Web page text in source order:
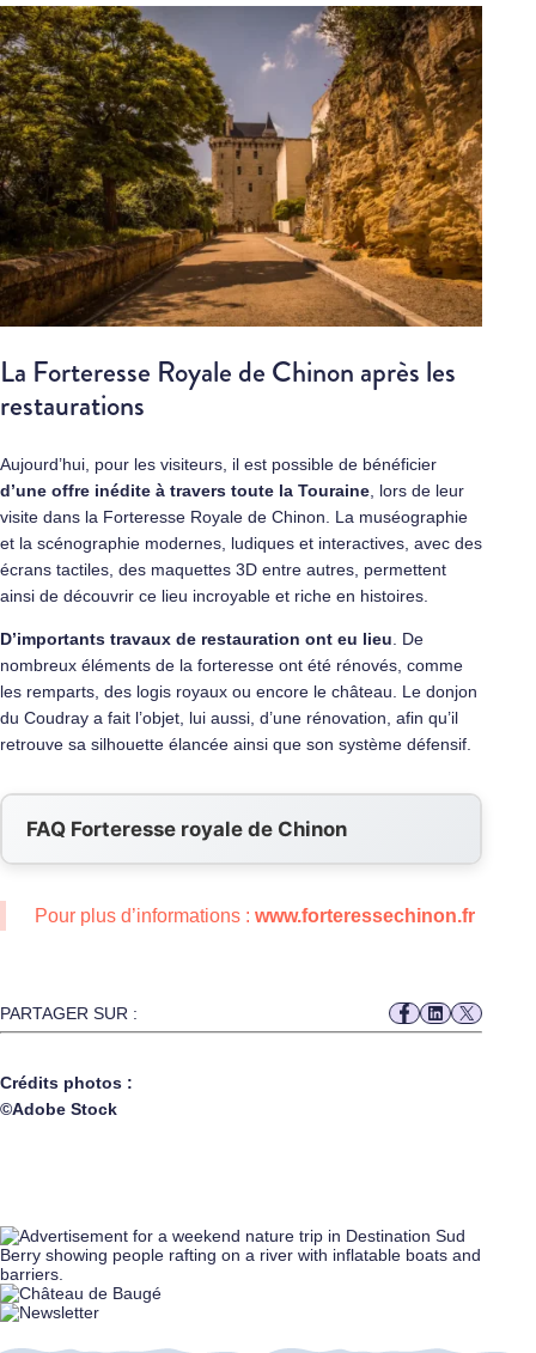
La Forteresse Royale de Chinon après les
restaurations
Aujourd’hui, pour les visiteurs, il est possible de bénéficier
d’une offre inédite à travers toute la Touraine, lors de leur
visite dans la Forteresse Royale de Chinon. La muséographie
et la scénographie modernes, ludiques et interactives, avec des
écrans tactiles, des maquettes 3D entre autres, permettent
ainsi de découvrir ce lieu incroyable et riche en histoires.
D’importants travaux de restauration ont eu lieu. De
nombreux éléments de la forteresse ont été rénovés, comme
les remparts, des logis royaux ou encore le château. Le donjon
du Coudray a fait l’objet, lui aussi, d’une rénovation, afin qu’il
retrouve sa silhouette élancée ainsi que son système défensif.
FAQ Forteresse royale de Chinon
Pour plus d’informations : www.forteressechinon.fr
PARTAGER SUR :
Crédits photos :
©Adobe Stock